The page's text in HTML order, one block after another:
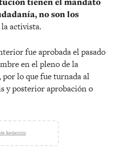
no son los
activista.
fue aprobada el pasado
en el pleno de la
lo que fue turnada al
y posterior aprobación o
Redacción